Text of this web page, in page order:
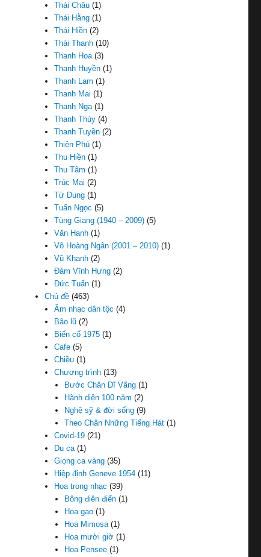
Thái Châu (1)
Thái Hằng (1)
Thái Hiền (2)
Thái Thanh (10)
Thanh Hoa(3)
Thanh Huyền (1)
Thanh Lam (1)
Thanh Mai (1)
Thanh Nga(1)
Thanh Thúy (4)
Thanh Tuyền (2)
Thiên Phú (1)
Thu Hiền (1)
Thu Tâm (1)
Trúc Mai (2)
Từ Dung (1)
Tuấn Ngọc (5)
Tùng Giang (1940 – 2009) (5)
Văn Hanh (1)
Võ Hoàng Ngân (2001 – 2010) (1)
Vũ Khanh (2)
Đàm Vĩnh Hưng (2)
Đức Tuấn (1)
Chủ đề (463)
Âm nhạc dân tộc (4)
Bão lũ (2)
Biến cố 1975 (1)
Cafe (5)
Chiều (1)
Chương trình (13)
Bước Chân Dĩ Vãng(1)
Hãnh diện 100 năm (2)
Nghệ sỹ & đời sống(9)
Theo Chân Những Tiếng Hát(1)
Covid-19 (21)
Du ca(1)
Giọng ca vàng (35)
Hiệp định Geneve 1954 (11)
Hoa trong nhạc (39)
Bông điên điển(1)
Hoa gạo(1)
Hoa Mimosa(1)
Hoa mười giờ(1)
Hoa Pensee(1)